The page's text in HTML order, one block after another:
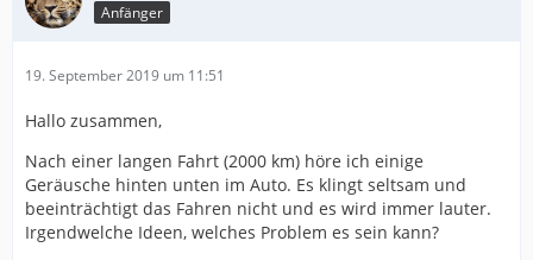
Anfänger
19. September 2019 um 11:51
Hallo zusammen,
Nach einer langen Fahrt (2000 km) höre ich einige
Geräusche hinten unten im Auto. Es klingt seltsam und
beeinträchtigt das Fahren nicht und es wird immer lauter.
Irgendwelche Ideen, welches Problem es sein kann?